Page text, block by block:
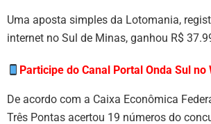
Uma aposta simples da Lotomania,
internet no Sul de Minas, ganhou R$
Participe do Canal Portal Onda Sul no
De acordo com a Caixa Econômica
Três Pontas acertou 19 números do